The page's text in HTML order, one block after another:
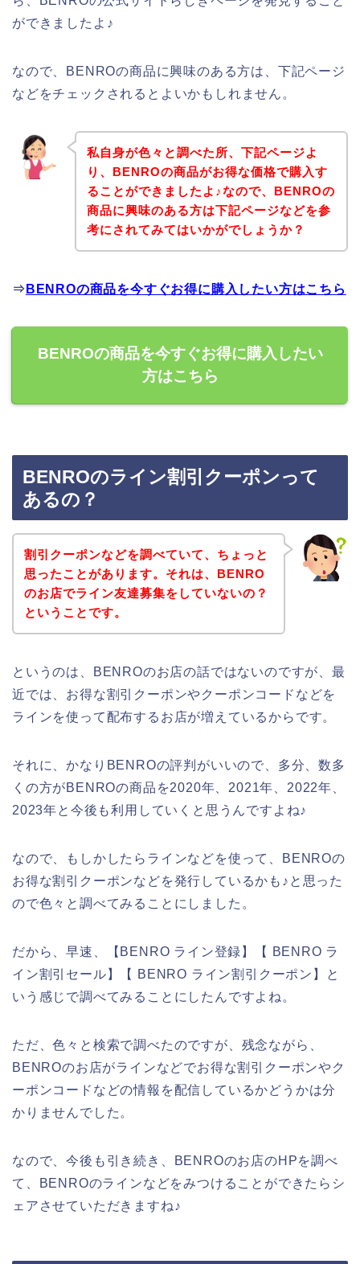
ができましたよ♪
なので、BENROの商品に興味のある方は、下記ページ
などをチェックされるとよいかもしれません。
私自身が色々と調べた所、下記ページよ
り、BENROの商品がお得な価格で購入す
ることができましたよ♪なので、BENROの
商品に興味のある方は下記ページなどを参
考にされてみてはいかがでしょうか？
⇒ BENROの商品を今すぐお得に購入したい方はこちら
BENROの商品を今すぐお得に購入したい
方はこちら
BENROのライン割引クーポンって
あるの？
割引クーポンなどを調べていて、ちょっと
思ったことがあります。それは、BENRO
のお店でライン友達募集をしていないの？
ということです。
というのは、BENROのお店の話ではないのですが、最
近では、お得な割引クーポンやクーポンコードなどを
ラインを使って配布するお店が増えているからです。
それに、かなりBENROの評判がいいので、多分、数多
くの方がBENROの商品を2020年、2021年、2022年、
2023年と今後も利用していくと思うんですよね♪
なので、もしかしたらラインなどを使って、BENROの
お得な割引クーポンなどを発行しているかも♪と思った
ので色々と調べてみることにしました。
だから、早速、【BENRO ライン登録】【 BENRO ラ
イン割引セール】【 BENRO ライン割引クーポン】と
いう感じで調べてみることにしたんですよね。
ただ、色々と検索で調べたのですが、残念ながら、
BENROのお店がラインなどでお得な割引クーポンやク
ーポンコードなどの情報を配信しているかどうかは分
かりませんでした。
なので、今後も引き続き、BENROのお店のHPを調べ
て、BENROのラインなどをみつけることができたらシ
ェアさせていただきますね♪